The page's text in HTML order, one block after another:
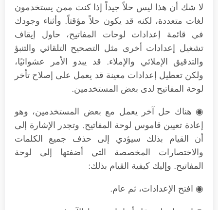
لا شك أن هذا ليس حلاً جيداً إذا كنت ممن يستخدمون
لغات متعددة، لكنه قد يكون حلاً مؤقتاً. وأثناء وجودك
في قائمة إعدادات لوحات المفاتيح، حاول إيقاف
تشغيل إعدادات أخرى مثل التصحيح التلقائي والتنبؤ
والتدقيق الإملائي والإملاء. قد يبدو الأمر عشوائيًا،
ولكن تعطيل إعدادات معينة قد يعمل على إصلاح تأخر
لوحة المفاتيح لدى بعض المستخدمين.
◉ هناك حل آخر يعمل مع بعض المستخدمين، وهو
إعادة تعيين قاموس لوحة المفاتيح. وتجدر الإشارة إلى
أن القيام بذلك سيؤدي إلى حذف جميع الكلمات
والاختصارات المخصصة التي أضفتها إلى لوحة
المفاتيح. وإليك كيفية القيام بذلك:
◉ افتح الإعدادات، ثم عام.